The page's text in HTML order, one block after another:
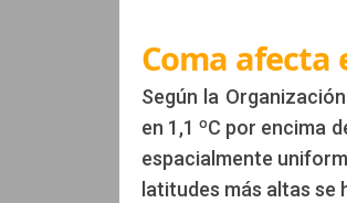
Coma afecta
Según la
en 1,1 ºC por encima
espacialmente
latitudes más altas se